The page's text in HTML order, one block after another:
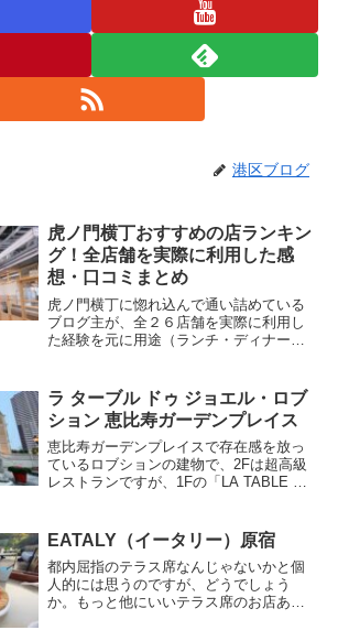
港区ブログ
虎ノ門横丁おすすめの店ランキン
グ！全店舗を実際に利用した感
想・口コミまとめ
虎ノ門横丁に惚れ込んで通い詰めている
ブログ主が、全２６店舗を実際に利用し
た経験を元に用途（ランチ・ディナー・
ます。
ラ ターブル ドゥ ジョエル・ロブ
ション 恵比寿ガーデンプレイス
恵比寿ガーデンプレイスで存在感を放っ
ているロブションの建物で、2Fは超高級
レストランですが、1Fの「LA TABLE de
たが、ディナーの一番安いプラン...
EATALY（イータリー）原宿
都内屈指のテラス席なんじゃないかと個
人的には思うのですが、どうでしょう
か。もっと他にいいテラス席のお店あっ